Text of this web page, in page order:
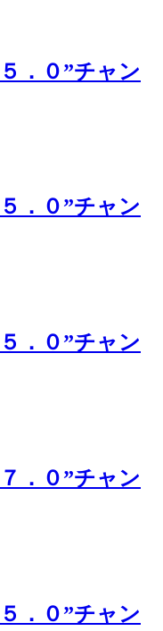
．０”チャン
．０”チャン
．０”チャン
．０”チャン
．０”チャン